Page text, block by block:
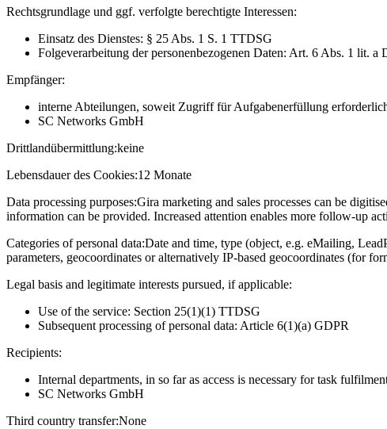
Rechtsgrundlage und ggf. verfolgte berechtigte Interessen:
Einsatz des Dienstes: § 25 Abs. 1 S. 1 TTDSG
Folgeverarbeitung der personenbezogenen Daten: Art. 6 Abs. 1 lit. a
Empfänger:
interne Abteilungen, soweit Zugriff für Aufgabenerfüllung
SC Networks GmbH
Drittlandübermittlung:keine
Lebensdauer des Cookies:12 Monate
Data processing purposes:Gira marketing and sales processes can be
information can be provided. Increased attention enables more follow-up
Categories of personal data:Date and time, type (object, e.g. eMailing,
parameters, geocoordinates or alternatively IP-based geocoordinates (for
Legal basis and legitimate interests pursued, if applicable:
Use of the service: Section 25(1)(1) TTDSG
Subsequent processing of personal data: Article 6(1)(a) GDPR
Recipients:
Internal departments, in so far as access is necessary for task
SC Networks GmbH
Third country transfer:None